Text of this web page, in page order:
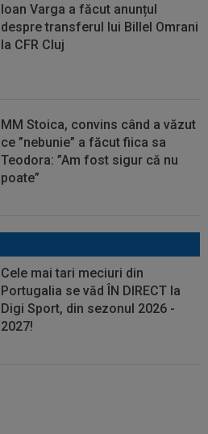
Ioan Varga a făcut anunțul
despre transferul lui Billel Omrani
la CFR Cluj
MM Stoica, convins când a văzut
ce ”nebunie” a făcut fiica sa
Teodora: ”Am fost sigur că nu
poate”
Cele mai tari meciuri din
Portugalia se văd ÎN DIRECT la
Digi Sport, din sezonul 2026 -
2027!